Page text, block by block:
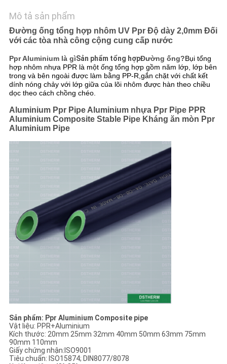
WEB
CHÍNH
SÁCH
BẢO
MẬT
Mô tả sản phẩm
Đường ống tổng hợp nhôm UV Ppr Độ dày 2,0mm Đối
với các tòa nhà công cộng cung cấp nước
Ppr Aluminium là gìSản phẩm tổng hợpĐường ống?Bụi tổng
hợp nhôm nhựa PPR là một ống tổng hợp gồm năm lớp, lớp bên
trong và bên ngoài được làm bằng PP-R,gắn chặt với chất kết
dính nóng chảy với lớp giữa của lõi nhôm được hàn theo chiều
dọc theo cách chồng chéo.
Aluminium Ppr Pipe Aluminium nhựa Ppr Pipe PPR
Aluminium Composite Stable Pipe Kháng ăn mòn Ppr
Aluminium Pipe
Sản phẩm: Ppr Aluminium Composite pipe
Vật liệu: PPR+Aluminium
Kích thước: 20mm 25mm 32mm 40mm 50mm 63mm 75mm
90mm 110mm
Giấy chứng nhận:ISO9001
Tiêu chuẩn: ISO15874; DIN8077/8078